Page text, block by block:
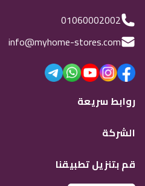
01060002002
info@myhome-stores.com
روابط سريعة
الشركة
قم بتنزيل تطبيقنا